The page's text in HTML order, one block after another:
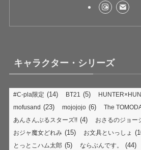
キャラクター・シリーズ
#C-pla限定 (14) BT21 (5)
mofusand (23) mojojojo (6) The
あんさんぶるスターズ!! (4) おさるのジョー
おジャ魔女どれみ (15) お文具といっしょ
とっとこハム太郎 (5) ならぶんです。 (44)